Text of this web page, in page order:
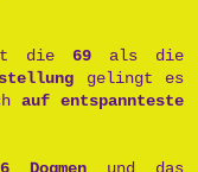
ar
Ausgesproche
sr
die 69 als die
gelingt es
auf entspannteste
6 Dogmen und das